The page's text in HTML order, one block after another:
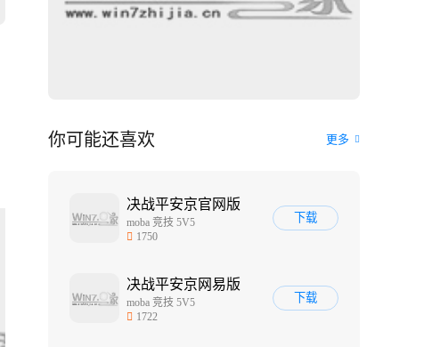
你可能还喜欢 更多
决战平安京官网版
moba 竞技 5V5
1750
下载
决战平安京网易版
moba 竞技 5V5
1722
下载